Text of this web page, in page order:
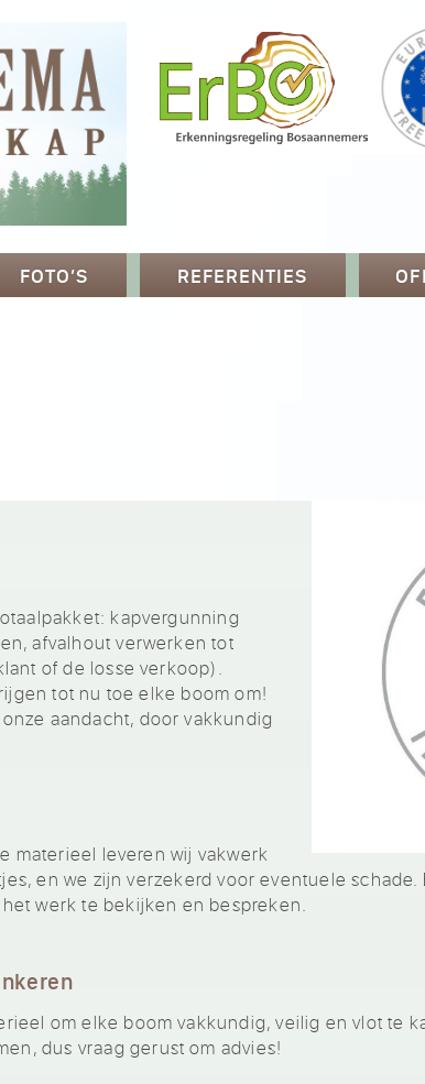
FOTO’S REFERENTIES
kapvergunning
afvalhout verwerken tot
of de losse verkoop).
tot nu toe elke boom om!
aandacht, door vakkundig
materieel leveren wij vakwerk
en we zijn verzekerd voor eventuele
werk te bekijken en bespreken.
om elke boom vakkundig, veilig en vlot te
dus vraag gerust om advies!